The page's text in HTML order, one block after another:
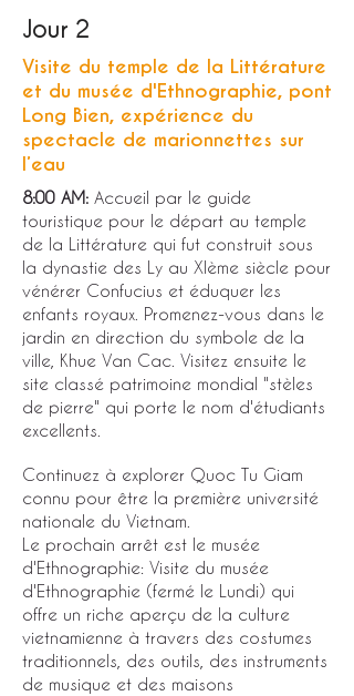
Jour 2
Visite du temple de la Littérature
et du musée d'Ethnographie, pont
Long Bien, expérience du
spectacle de marionnettes sur
l’eau
8:00 AM: Accueil par le guide
touristique pour le départ au temple
de la Littérature qui fut construit sous
la dynastie des Ly au XIème siècle pour
vénérer Confucius et éduquer les
enfants royaux. Promenez-vous dans le
jardin en direction du symbole de la
ville, Khue Van Cac. Visitez ensuite le
site classé patrimoine mondial "stèles
de pierre" qui porte le nom d'étudiants
excellents.
Continuez à explorer Quoc Tu Giam
connu pour être la première université
nationale du Vietnam.
Le prochain arrêt est le musée
d'Ethnographie: Visite du musée
d'Ethnographie (fermé le Lundi) qui
offre un riche aperçu de la culture
vietnamienne à travers des costumes
traditionnels, des outils, des instruments
de musique et des maisons